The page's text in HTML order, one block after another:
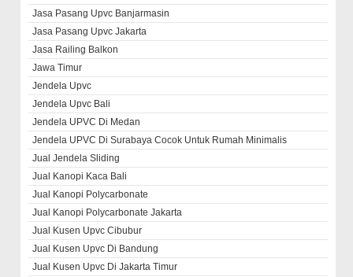
Jasa Pasang Upvc Banjarmasin
Jasa Pasang Upvc Jakarta
Jasa Railing Balkon
Jawa Timur
Jendela Upvc
Jendela Upvc Bali
Jendela UPVC Di Medan
Jendela UPVC Di Surabaya Cocok Untuk Rumah Minimalis
Jual Jendela Sliding
Jual Kanopi Kaca Bali
Jual Kanopi Polycarbonate
Jual Kanopi Polycarbonate Jakarta
Jual Kusen Upvc Cibubur
Jual Kusen Upvc Di Bandung
Jual Kusen Upvc Di Jakarta Timur